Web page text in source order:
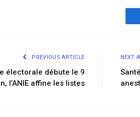
PREVIOUS ARTICLE
électorale débute le 9
l’ANIE affine les listes
NEXT